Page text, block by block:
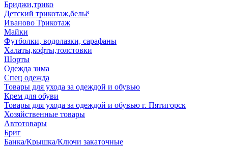
Бриджи,трико
Детский трикотаж,бельё
Иваново Трикотаж
Майки
Футболки, водолазки, сарафаны
Халаты,кофты,толстовки
Шорты
Одежда зима
Спец одежда
Товары для ухода за одеждой и обувью
Крем для обуви
Товары для ухода за одеждой и обувью г. Пятигорск
Хозяйственные товары
Автотовары
Бриг
Банка/Крышка/Ключи закаточные